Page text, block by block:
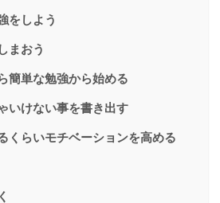
をしよう
まおう
簡単な勉強から始める
いけない事を書き出す
くらいモチベーションを高める